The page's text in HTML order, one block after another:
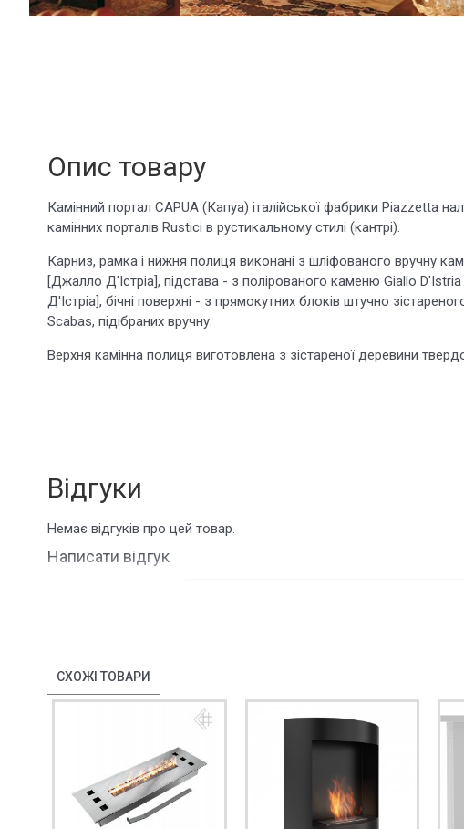
Опис товару
Камінний портал CAPUA (Капуа) італійської фабрики Piazzetta
камінних порталів Rustici в рустикальному стилі (кантрі).
Карниз, рамка і нижня полиця виконані з шліфованого вручну
[Джалло Д'Істріа], підстава - з полірованого каменю Giallo
Д'Істріа], бічні поверхні - з прямокутних блоків штучно
Scabas, підібраних вручну.
Верхня камінна полиця виготовлена з зістареної деревини
Відгуки
Немає відгуків про цей товар.
Написати відгук
Примітка: HTML розмітка не
Погано
СХОЖІ ТОВАРИ